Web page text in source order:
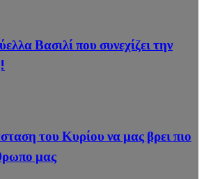
Βασιλί που συνεχίζει την
του Κυρίου να μας βρει πιο
μας